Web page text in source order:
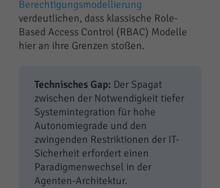
Berechtigungsmodellierung
verdeutlichen, dass klassische Role-
Based Access Control (RBAC) Modelle
hier an ihre Grenzen stoßen.
Technisches Gap: Der Spagat
zwischen der Notwendigkeit tiefer
Systemintegration für hohe
Autonomiegrade und den
zwingenden Restriktionen der IT-
Sicherheit erfordert einen
Paradigmenwechsel in der
Agenten-Architektur.